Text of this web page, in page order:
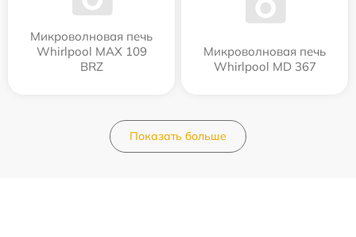
Микроволновая печь
Whirlpool MAX 109
BRZ
Микроволновая печь
Whirlpool MD 367
Показать больше